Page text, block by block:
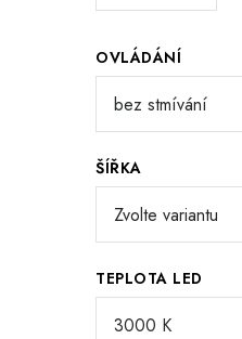
OVLÁDÁNÍ
ŠÍŘKA
TEPLOTA LED